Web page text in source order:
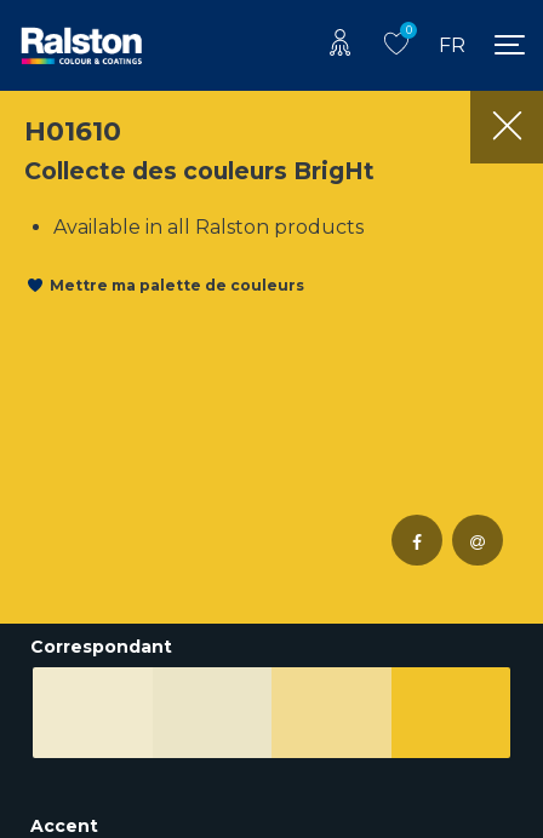
0
FR
H01610
Collecte des couleurs BrigHt
Available in all Ralston products
Mettre ma palette de couleurs
Correspondant
Accent